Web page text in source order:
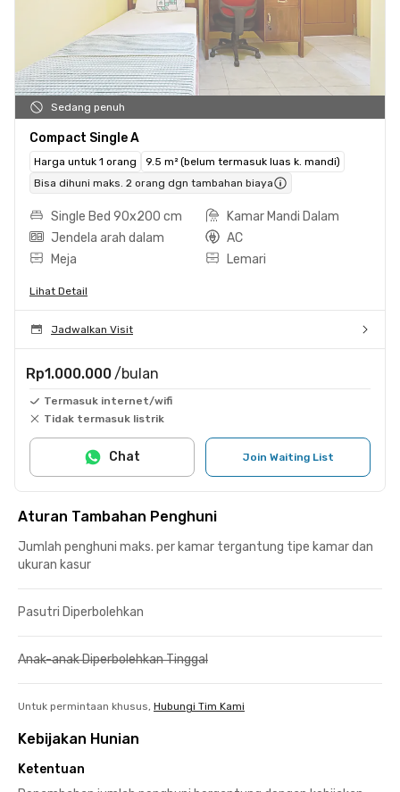
Sedang penuh
Compact Single A
Harga untuk 1 orang
9.5 m² (belum termasuk luas k. mandi)
Bisa dihuni maks. 2 orang dgn tambahan biaya
Single Bed 90x200 cm
Kamar Mandi Dalam
Jendela arah dalam
AC
Meja
Lemari
Lihat Detail
Jadwalkan Visit
Rp1.000.000 /bulan
Termasuk internet/wifi
Tidak termasuk listrik
Join Waiting List
Chat
Aturan Tambahan Penghuni
Jumlah penghuni maks. per kamar tergantung tipe kamar dan
ukuran kasur
Pasutri Diperbolehkan
Anak-anak Diperbolehkan Tinggal
Untuk permintaan khusus, Hubungi Tim Kami
Kebijakan Hunian
Ketentuan